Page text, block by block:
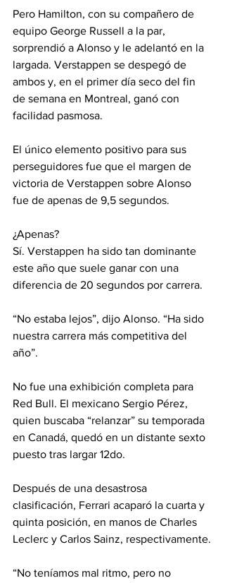
Pero Hamilton, con su compañero de
equipo George Russell a la par,
sorprendió a Alonso y le adelantó en la
largada. Verstappen se despegó de
ambos y, en el primer día seco del fin
de semana en Montreal, ganó con
facilidad pasmosa.
El único elemento positivo para sus
perseguidores fue que el margen de
victoria de Verstappen sobre Alonso
fue de apenas de 9,5 segundos.
¿Apenas?
Sí. Verstappen ha sido tan dominante
este año que suele ganar con una
diferencia de 20 segundos por carrera.
“No estaba lejos”, dijo Alonso. “Ha sido
nuestra carrera más competitiva del
año”.
No fue una exhibición completa para
Red Bull. El mexicano Sergio Pérez,
quien buscaba “relanzar” su temporada
en Canadá, quedó en un distante sexto
puesto tras largar 12do.
Después de una desastrosa
clasificación, Ferrari acaparó la cuarta y
quinta posición, en manos de Charles
Leclerc y Carlos Sainz, respectivamente.
“No teníamos mal ritmo, pero no